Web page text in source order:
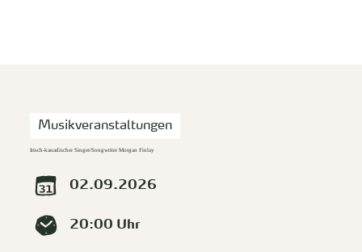
Musikveranstaltungen
Irisch-kanadischer Singer/Songwriter Morgan Finlay
02.09.2026
20:00 Uhr